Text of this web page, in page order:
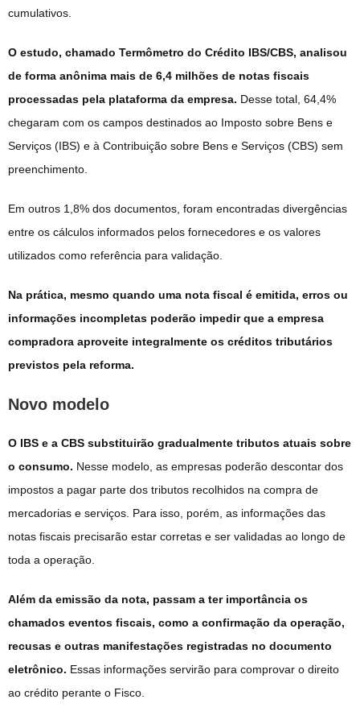
cumulativos.
O estudo, chamado Termômetro do Crédito IBS/CBS, analisou
de forma anônima mais de 6,4 milhões de notas fiscais
processadas pela plataforma da empresa. Desse total, 64,4%
chegaram com os campos destinados ao Imposto sobre Bens e
Serviços (IBS) e à Contribuição sobre Bens e Serviços (CBS) sem
preenchimento.
Em outros 1,8% dos documentos, foram encontradas divergências
entre os cálculos informados pelos fornecedores e os valores
utilizados como referência para validação.
Na prática, mesmo quando uma nota fiscal é emitida, erros ou
informações incompletas poderão impedir que a empresa
compradora aproveite integralmente os créditos tributários
previstos pela reforma.
Novo modelo
O IBS e a CBS substituirão gradualmente tributos atuais sobre
o consumo. Nesse modelo, as empresas poderão descontar dos
impostos a pagar parte dos tributos recolhidos na compra de
mercadorias e serviços. Para isso, porém, as informações das
notas fiscais precisarão estar corretas e ser validadas ao longo de
toda a operação.
Além da emissão da nota, passam a ter importância os
chamados eventos fiscais, como a confirmação da operação,
recusas e outras manifestações registradas no documento
eletrônico. Essas informações servirão para comprovar o direito
ao crédito perante o Fisco.